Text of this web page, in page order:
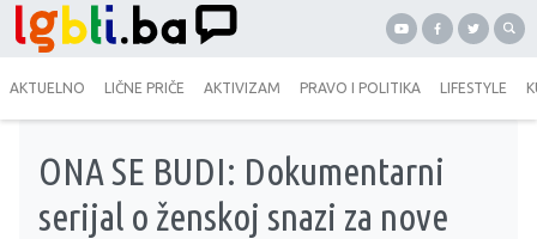
AKTUELNO LIČNE PRIČE AKTIVIZAM PRAVO I POLITIKA LIFESTYLE
ONA SE BUDI: Dokumentarni
serijal o ženskoj snazi za nove